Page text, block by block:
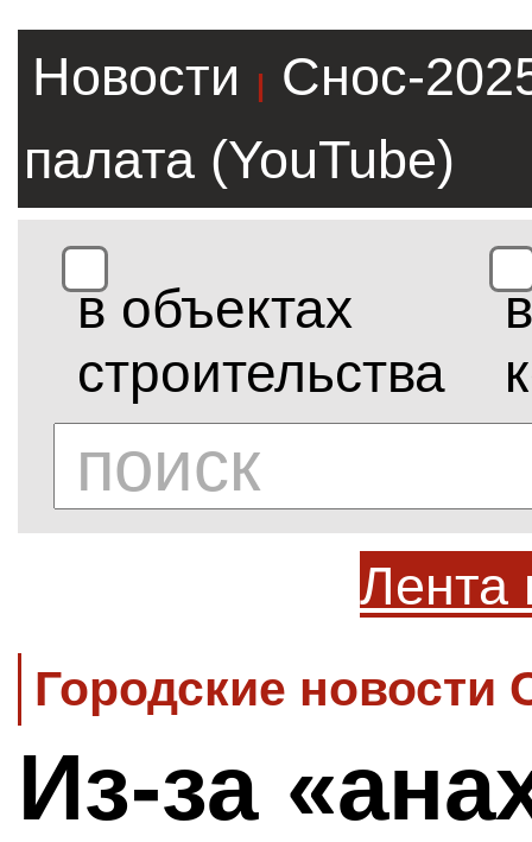
Новости |
Снос-
палата (YouTube)
в объектах
строительства
в
Лента
Городские новости
Из-за